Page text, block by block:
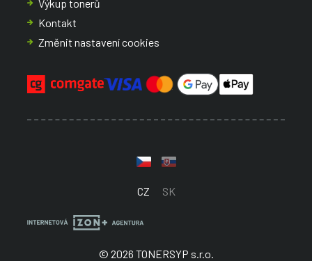
Výkup tonerů
Kontakt
Změnit nastavení cookies
CZ SK
© 2026 TONERSYP s.r.o.